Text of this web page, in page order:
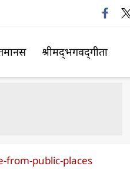
श्रीमद्‍भगवद्‍गीता
from-public-places